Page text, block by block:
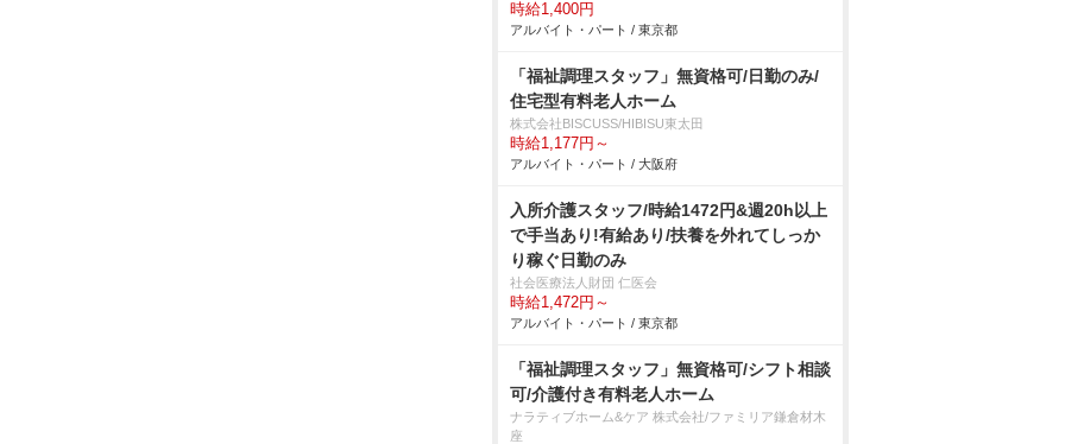
時給1,400円
アルバイト・パート / 東京都
「福祉調理スタッフ」無資格可/日勤のみ/
住宅型有料老人ホーム
株式会社BISCUSS/HIBISU東太田
時給1,177円～
アルバイト・パート / 大阪府
入所介護スタッフ/時給1472円&週20h以上
で手当あり!有給あり/扶養を外れてしっか
り稼ぐ日勤のみ
社会医療法人財団 仁医会
時給1,472円～
アルバイト・パート / 東京都
「福祉調理スタッフ」無資格可/シフト相談
可/介護付き有料老人ホーム
ナラティブホーム&ケア 株式会社/ファミリア鎌倉材木
座